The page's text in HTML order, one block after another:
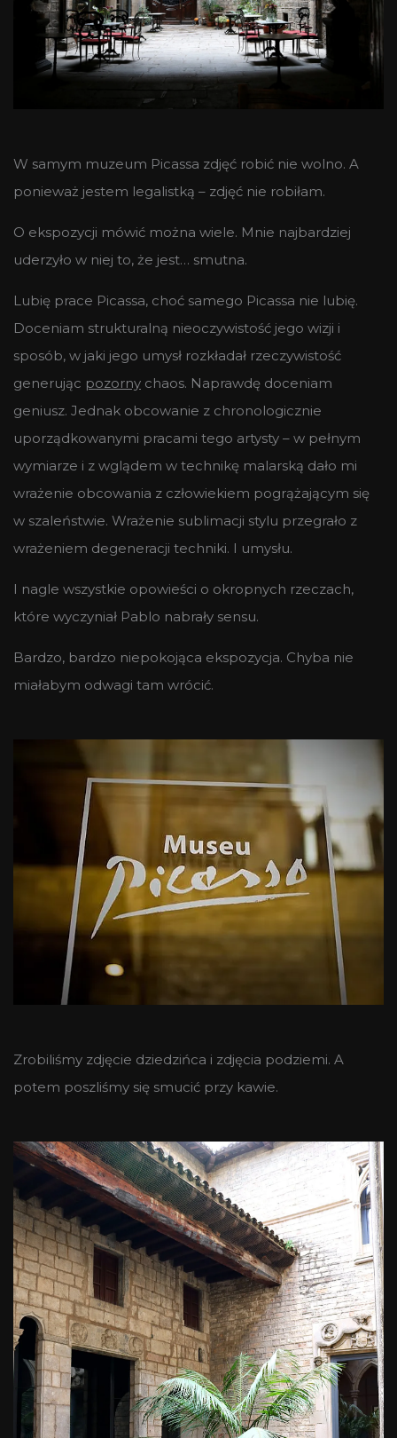
W samym muzeum Picassa zdjęć robić nie wolno. A
ponieważ jestem legalistką – zdjęć nie robiłam.
O ekspozycji mówić można wiele. Mnie najbardziej
uderzyło w niej to, że jest… smutna.
Lubię prace Picassa, choć samego Picassa nie lubię.
Doceniam strukturalną nieoczywistość jego wizji i
sposób, w jaki jego umysł rozkładał rzeczywistość
generując pozorny chaos. Naprawdę doceniam
geniusz. Jednak obcowanie z chronologicznie
uporządkowanymi pracami tego artysty – w pełnym
wymiarze i z wglądem w technikę malarską dało mi
wrażenie obcowania z człowiekiem pogrążającym się
w szaleństwie. Wrażenie sublimacji stylu przegrało z
wrażeniem degeneracji techniki. I umysłu.
I nagle wszystkie opowieści o okropnych rzeczach,
które wyczyniał Pablo nabrały sensu.
Bardzo, bardzo niepokojąca ekspozycja. Chyba nie
miałabym odwagi tam wrócić.
Zrobiliśmy zdjęcie dziedzińca i zdjęcia podziemi. A
potem poszliśmy się smucić przy kawie.